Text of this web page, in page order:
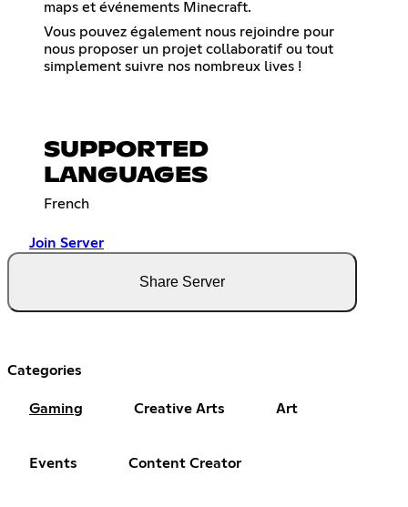
maps et événements Minecraft.
Vous pouvez également nous rejoindre pour
nous proposer un projet collaboratif ou tout
simplement suivre nos nombreux lives !
SUPPORTED
LANGUAGES
French
Join Server
Share Server
Categories
Gaming Creative Arts Art
Events Content Creator